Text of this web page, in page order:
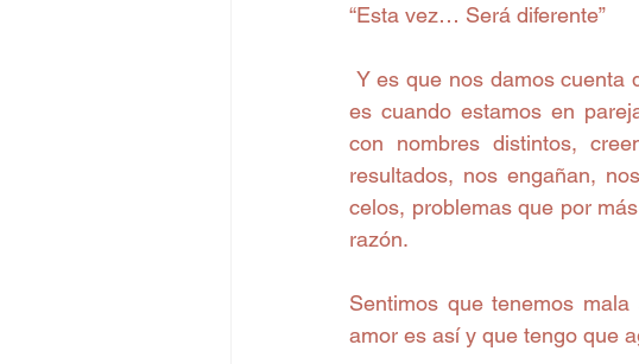
“Esta vez… Será diferente”
es cuando estamos en
con nombres distintos,
resultados, nos engañan,
celos, problemas que por
razón.
Sentimos que tenemos
amor es así y que tengo que